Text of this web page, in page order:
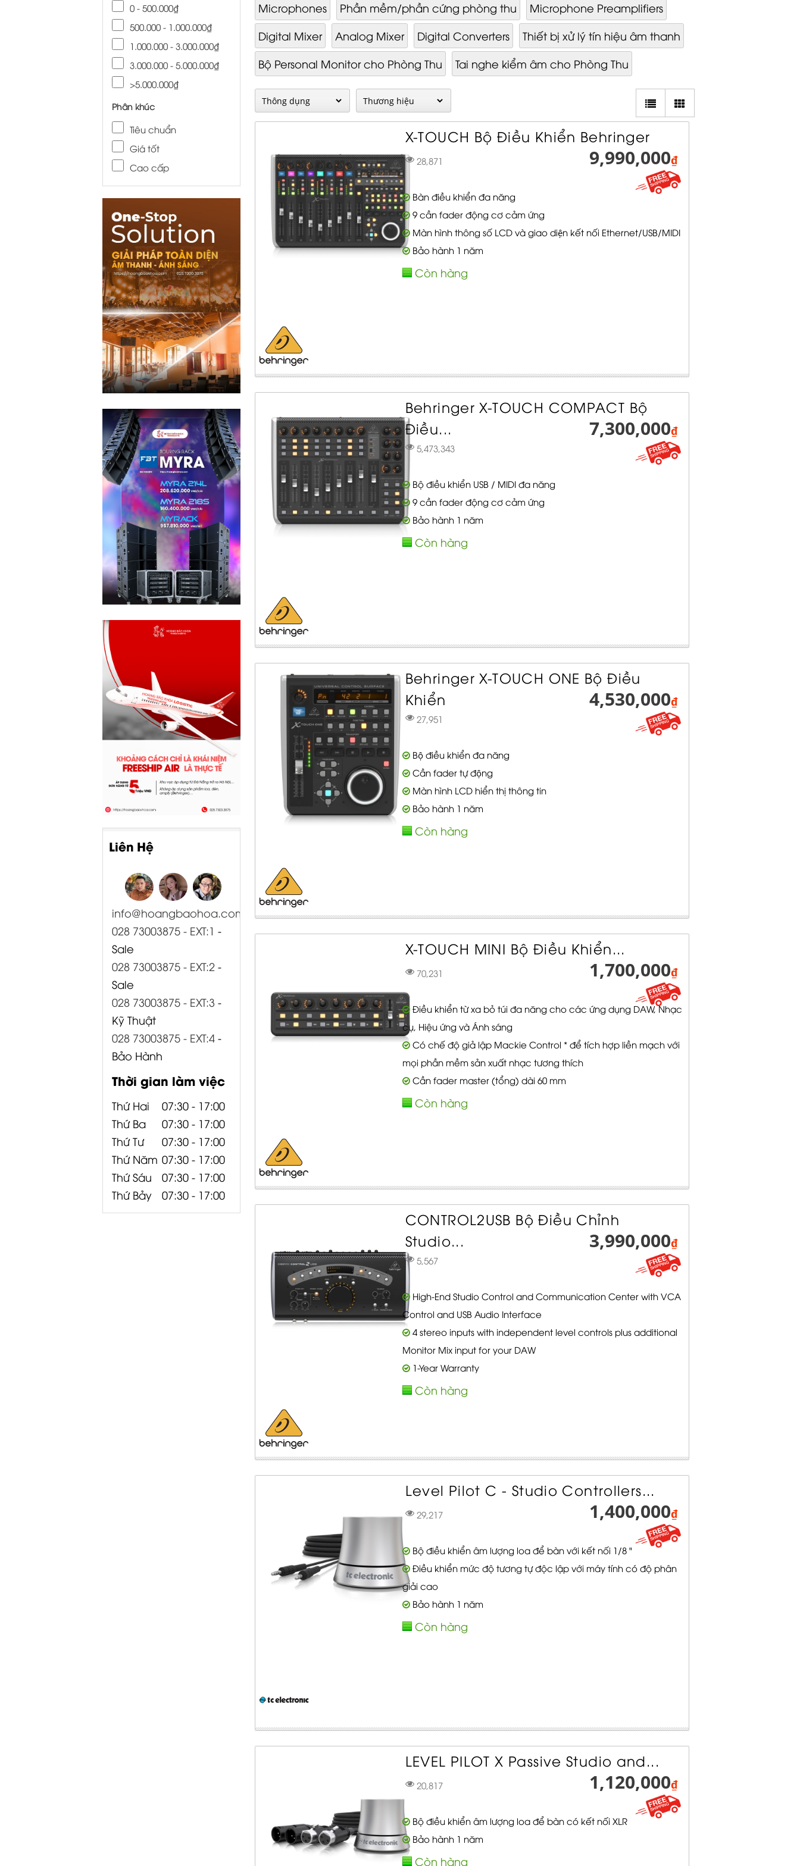
0 - 500.000₫
500.000 - 1.000.000₫
1.000.000 - 3.000.000₫
3.000.000 - 5.000.000₫
>5.000.000₫
Phân khúc
Tiêu chuẩn
Giá tốt
Cao cấp
Liên Hệ
info@hoangbaohoa.com
028 73003875 - EXT:1 -
Sale
028 73003875 - EXT:2 -
Sale
028 73003875 - EXT:3 -
Kỹ Thuật
028 73003875 - EXT:4 -
Bảo Hành
Thời gian làm việc
Thứ Hai
07:30 - 17:00
Thứ Ba
07:30 - 17:00
Thứ Tư
07:30 - 17:00
Thứ Năm 07:30 - 17:00
Thứ Sáu
07:30 - 17:00
Thứ Bảy
07:30 - 17:00
Microphones
Phần mềm/phần cứng phòng thu
Microphone Preamplifiers
Digital Mixer
Analog Mixer Digital Converters
Thiết bị xử lý tín hiệu âm thanh
Bộ Personal Monitor cho Phòng Thu
Tai nghe kiểm âm cho Phòng Thu
X-TOUCH Bộ Điều Khiển Behringer
28,871 9,990,000₫
Bàn điều khiển đa năng
9 cần fader động cơ cảm ứng
Màn hình thông số LCD và giao diện kết nối Ethernet/USB/MIDI
Bảo hành 1 năm
Còn hàng
Behringer X-TOUCH COMPACT Bộ
Điều...
5,473,343
7,300,000₫
Bộ điều khiển USB / MIDI đa năng
9 cần fader động cơ cảm ứng
Bảo hành 1 năm
Còn hàng
Behringer X-TOUCH ONE Bộ Điều
Khiển
27,951
4,530,000₫
Bộ điều khiển đa năng
Cần fader tự động
Màn hình LCD hiển thị thông tin
Bảo hành 1 năm
Còn hàng
X-TOUCH MINI Bộ Điều Khiển...
70,231 1,700,000₫
Điều khiển từ xa bỏ túi đa năng cho các ứng dụng DAW, Nhạc
cụ, Hiệu ứng và Ánh sáng
Có chế độ giả lập Mackie Control * để tích hợp liền mạch với
mọi phần mềm sản xuất nhạc tương thích
Cần fader master (tổng) dài 60 mm
Còn hàng
CONTROL2USB Bộ Điều Chỉnh
Studio...
5,567
3,990,000₫
High-End Studio Control and Communication Center with VCA
Control and USB Audio Interface
4 stereo inputs with independent level controls plus additional
Monitor Mix input for your DAW
1-Year Warranty
Còn hàng
Level Pilot C - Studio Controllers...
29,217 1,400,000₫
Bộ điều khiển âm lượng loa để bàn với kết nối 1/8 "
Điều khiển mức độ tương tự độc lập với máy tính có độ phân
giải cao
Bảo hành 1 năm
Còn hàng
LEVEL PILOT X Passive Studio and...
20,817 1,120,000₫
Bộ điều khiển âm lượng loa để bàn có kết nối XLR
Bảo hành 1 năm
Còn hàng